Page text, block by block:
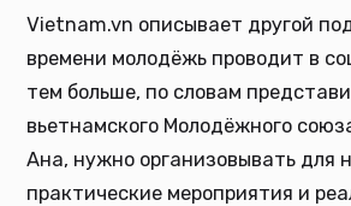
Vietnam.vn описывает другой
времени молодёжь проводит в
тем больше, по словам
вьетнамского Молодёжного
Ана, нужно организовывать для
практические мероприятия и